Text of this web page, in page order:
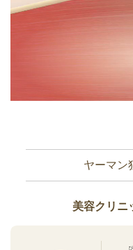
ヤーマン
美容クリニ